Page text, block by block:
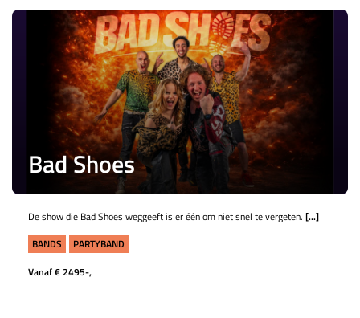
Bad Shoes
De show die Bad Shoes weggeeft is er één om niet snel te vergeten. [...]
BANDS
PARTYBAND
Vanaf € 2495-,